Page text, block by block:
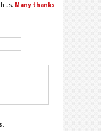
us. Many thanks
.